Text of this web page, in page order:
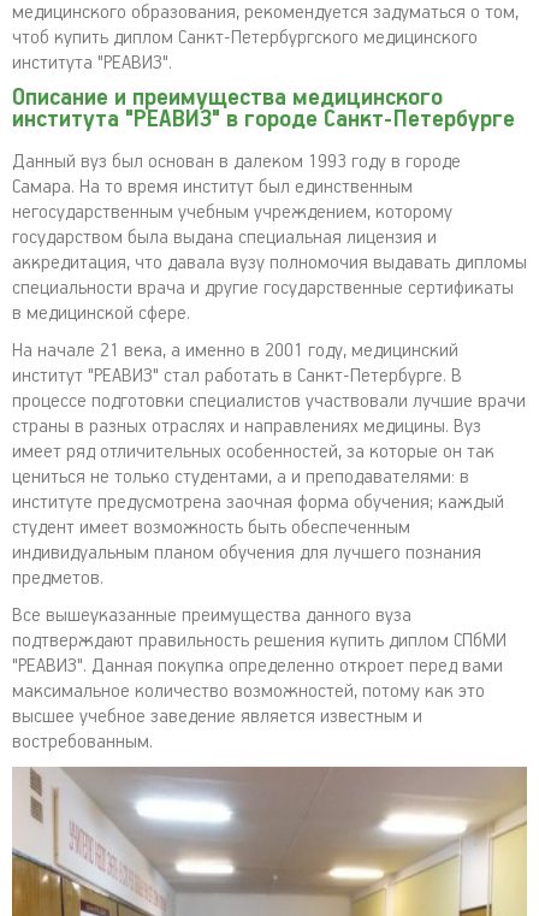
медицинского образования, рекомендуется задуматься о том,
чтоб купить диплом Санкт-Петербургского медицинского
института "РЕАВИЗ".
Описание и преимущества медицинского
института "РЕАВИЗ" в городе Санкт-Петербурге
Данный вуз был основан в далеком 1993 году в городе
Самара. На то время институт был единственным
негосударственным учебным учреждением, которому
государством была выдана специальная лицензия и
аккредитация, что давала вузу полномочия выдавать дипломы
специальности врача и другие государственные сертификаты
в медицинской сфере.
На начале 21 века, а именно в 2001 году, медицинский
институт "РЕАВИЗ" стал работать в Санкт-Петербурге. В
процессе подготовки специалистов участвовали лучшие врачи
страны в разных отраслях и направлениях медицины. Вуз
имеет ряд отличительных особенностей, за которые он так
цениться не только студентами, а и преподавателями: в
институте предусмотрена заочная форма обучения; каждый
студент имеет возможность быть обеспеченным
индивидуальным планом обучения для лучшего познания
предметов.
Все вышеуказанные преимущества данного вуза
подтверждают правильность решения купить диплом СПбМИ
"РЕАВИЗ". Данная покупка определенно откроет перед вами
максимальное количество возможностей, потому как это
высшее учебное заведение является известным и
востребованным.